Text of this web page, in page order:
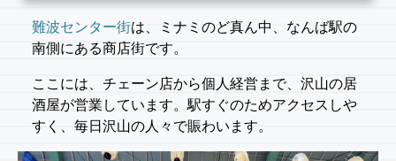
難波センター街は、ミナミのど真ん中、なんば駅の
南側にある商店街です。
ここには、チェーン店から個人経営まで、沢山の居
酒屋が営業しています。駅すぐのためアクセスしや
すく、毎日沢山の人々で賑わいます。